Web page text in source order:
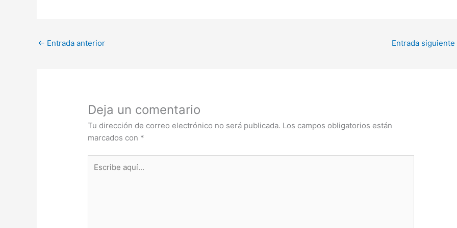
← Entrada anterior Entrada siguiente
Deja un comentario
Tu dirección de correo electrónico no será publicada. Los campos obligatorios están
marcados con *
aquí...